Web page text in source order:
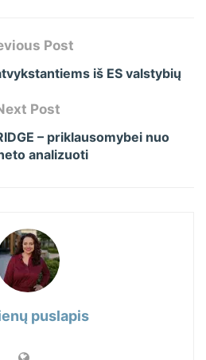
Post
iš ES valstybių
Post
– priklausomybei nuo
analizuoti
puslapis